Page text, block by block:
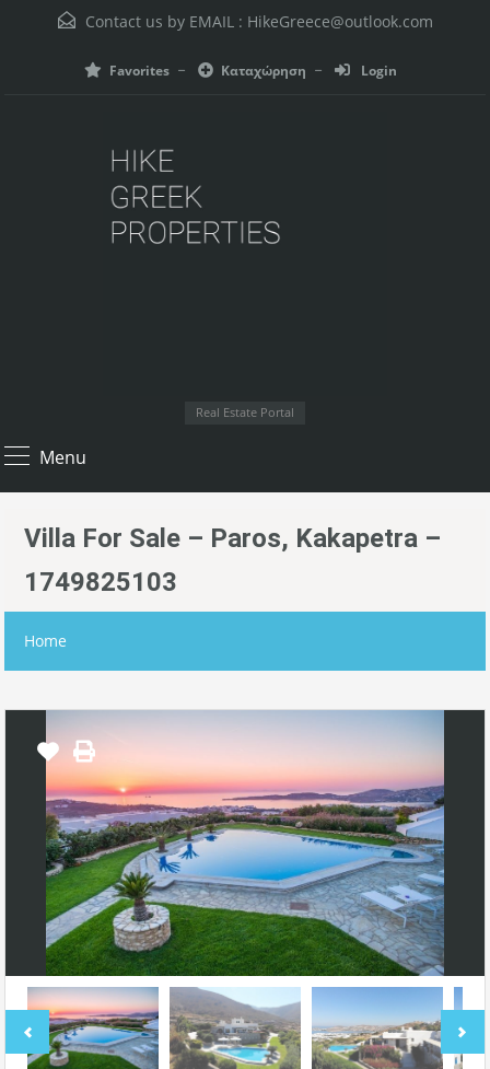
Contact us by EMAIL : HikeGreece@outlook.com
Favorites Καταχώρηση Login
Real Estate Portal
Menu
Villa For Sale – Paros, Kakapetra –
1749825103
Home